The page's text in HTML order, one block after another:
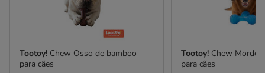
Tootoy! Chew Osso de bamboo
para cães
Tootoy! Chew
para cães